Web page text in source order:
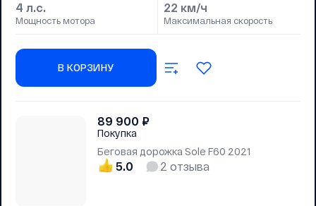
4 л.с.
Мощность мотора
22 км/ч
Максимальная скорость
В КОРЗИНУ
89 900 ₽
Покупка
Беговая дорожка Sole F60 2021
5.0 2 отзыва